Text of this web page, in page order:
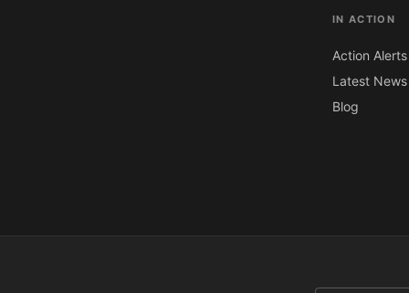
IN ACTION
Action Alerts
Latest News
Blog